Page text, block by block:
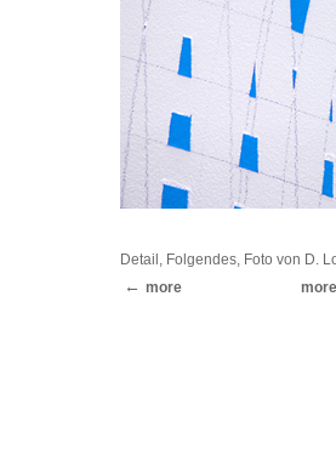
Detail, Folgendes, Foto von D.
more
more